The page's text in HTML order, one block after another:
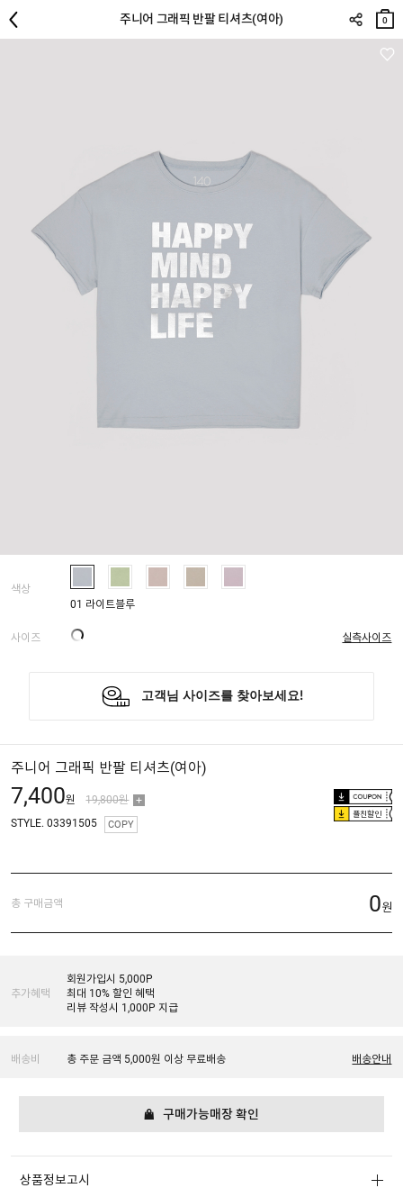
주니어 그래픽 반팔 티셔츠(여아)
장바
구니
0
색상
01 라이트블루
사이즈 실측사이즈
주니어 그래픽 반팔 티셔츠(여아)
7,400원 19,800원
플친할인
STYLE. 03391505 COPY
총 구매금액 0원
추가혜택
회원가입시 5,000P
최대 10% 할인 혜택
리뷰 작성시 1,000P 지급
배송비 총 주문 금액 5,000원 이상 무료배송 배송안내
구매가능매장 확인
상품정보고시